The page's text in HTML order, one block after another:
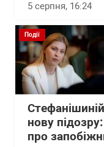
5 серпня, 16:24
Події
нову
про